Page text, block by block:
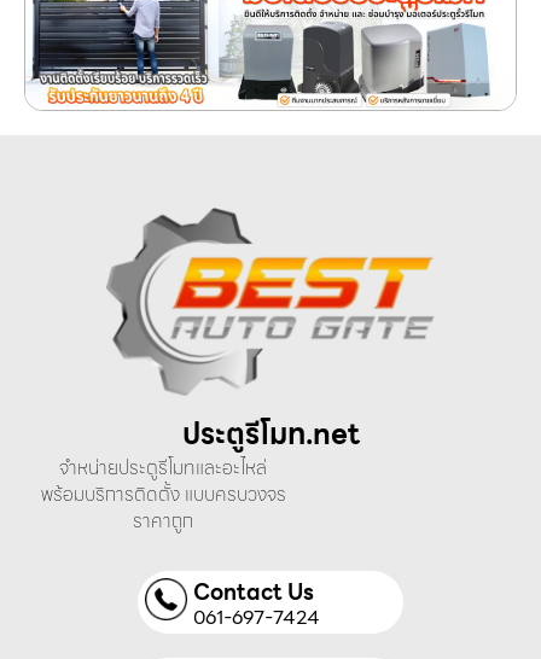
ประตูรีโมท.net
จำหน่ายประตูรีโมทและอะไหล่
พร้อมบริการติดตั้ง แบบครบวงจร
ราคาถูก
Contact Us
061-697-7424